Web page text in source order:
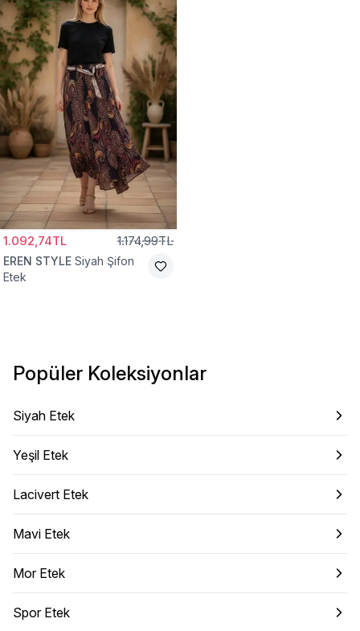
1.092,74TL 1.174,99TL
EREN STYLE Siyah Şifon
Etek
Popüler Koleksiyonlar
Siyah Etek
Yeşil Etek
Lacivert Etek
Mavi Etek
Mor Etek
Spor Etek